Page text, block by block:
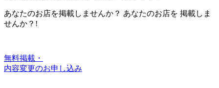
あなたのお店を掲載しませんか？ あなたのお店を 掲載しま
せんか？!
無料掲載・
内容変更のお申し込み